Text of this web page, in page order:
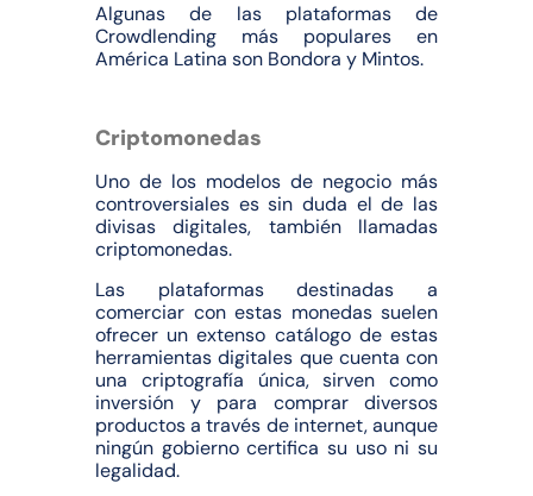
Algunas de las plataformas de
Crowdlending más populares en
América Latina son Bondora y Mintos.
Criptomonedas
Uno de los modelos de negocio más
controversiales es sin duda el de las
divisas digitales, también llamadas
criptomonedas.
Las plataformas destinadas a
comerciar con estas monedas suelen
ofrecer un extenso catálogo de estas
herramientas digitales que cuenta con
una criptografía única, sirven como
inversión y para comprar diversos
productos a través de internet, aunque
ningún gobierno certifica su uso ni su
legalidad.